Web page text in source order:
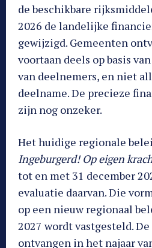
de beschikbare
2026 de landelijke
gewijzigd. Gemeenten
voortaan deels op basis
van deelnemers, en niet
deelname. De precieze
zijn nog onzeker.
Het huidige regionale
Ingeburgerd! Op eigen
tot en met 31 december
evaluatie daarvan. Die
op een nieuw regionaal
2027 wordt vastgesteld.
ontvangen in het najaar